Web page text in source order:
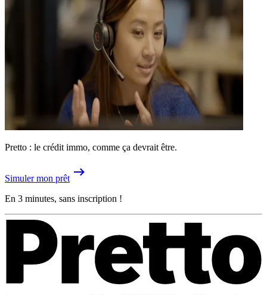
Pretto : le crédit immo, comme ça devrait être.
Simuler mon prêt
En 3 minutes, sans inscription !